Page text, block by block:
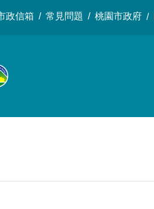
政信箱 常見問題 桃園市政府